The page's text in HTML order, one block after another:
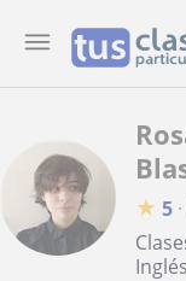
★ 5 ·
Inglés